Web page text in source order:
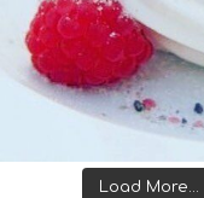
Load More...